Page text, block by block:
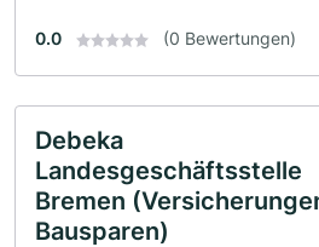
0.0 (0 Bewertungen)
Debeka
Landesgeschäftsstelle
Bremen
Bausparen)